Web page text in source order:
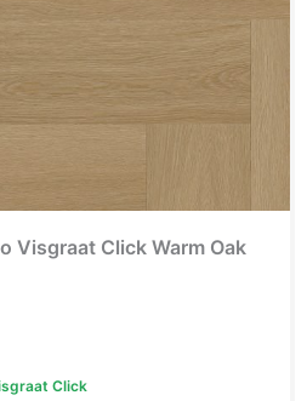
Visgraat Click Warm Oak
Click